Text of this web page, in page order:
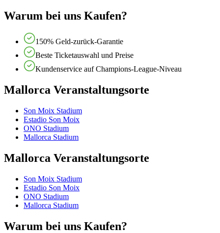
Warum bei uns Kaufen?
150% Geld-zurück-Garantie
Beste Ticketauswahl und Preise
Kundenservice auf Champions-League-Niveau
Mallorca Veranstaltungsorte
Son Moix Stadium
Estadio Son Moix
ONO Stadium
Mallorca Stadium
Mallorca Veranstaltungsorte
Son Moix Stadium
Estadio Son Moix
ONO Stadium
Mallorca Stadium
Warum bei uns Kaufen?